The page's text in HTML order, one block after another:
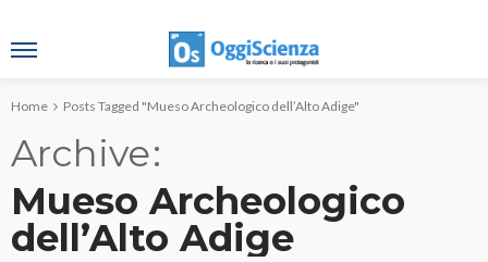
Home Posts Tagged "Mueso Archeologico dell’Alto Adige"
Archive
Mueso Archeologico
dell’Alto Adige